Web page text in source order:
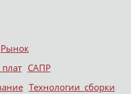
Рынок
САПР
Технологии сборки